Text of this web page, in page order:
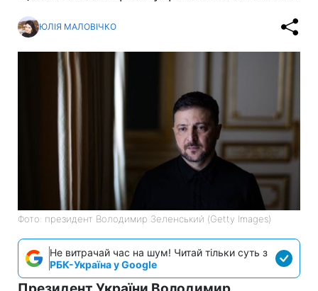
ЮЛІЯ МАЛОВІЧКО
Фото: президент Володимир Зеленський (Getty Images)
Не витрачай час на шум! Читай тільки суть з
РБК-Україна у Google